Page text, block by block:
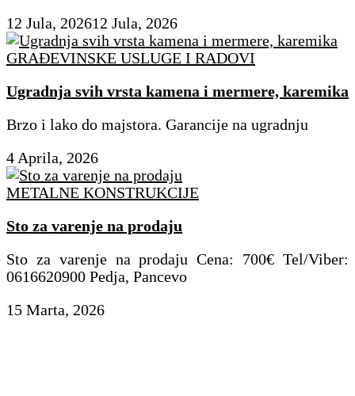
12 Jula, 202612 Jula, 2026
GRAĐEVINSKE USLUGE I RADOVI
Ugradnja svih vrsta kamena i mermere, karemika
Brzo i lako do majstora. Garancije na ugradnju
4 Aprila, 2026
METALNE KONSTRUKCIJE
Sto za varenje na prodaju
Sto za varenje na prodaju Cena: 700€ Tel/Viber:
0616620900 Pedja, Pancevo
15 Marta, 2026